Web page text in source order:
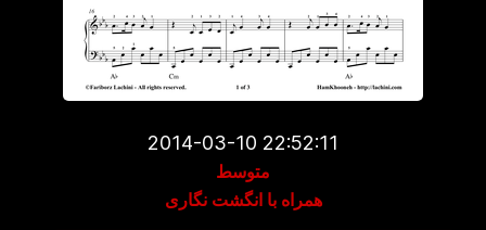
2014-03-10 22:52:11
متوسط
همراه با انگشت نگاری